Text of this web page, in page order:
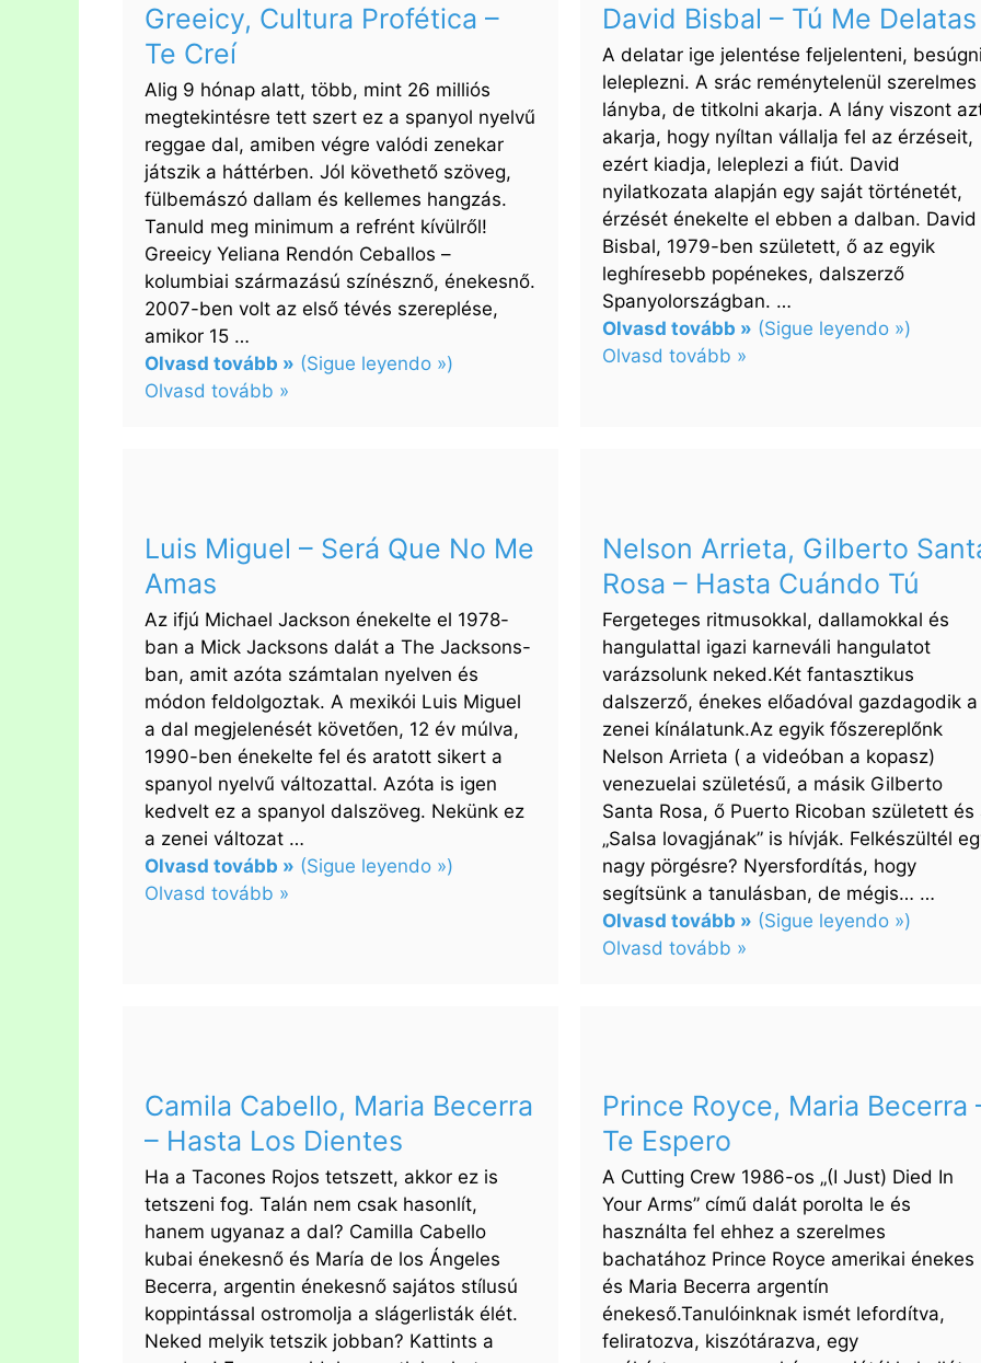
–
Robarte
un
beso
Trates
Greeicy, Cultura Profética –
Te Creí
Alig 9 hónap alatt, több, mint 26 milliós
megtekintésre tett szert ez a spanyol nyelvű
reggae dal, amiben végre valódi zenekar
játszik a háttérben. Jól követhető szöveg,
fülbemászó dallam és kellemes hangzás.
Tanuld meg minimum a refrént kívülről!
Greeicy Yeliana Rendón Ceballos –
kolumbiai származású színésznő, énekesnő.
2007-ben volt az első tévés szereplése,
amikor 15 …
Olvasd tovább » (Sigue leyendo »)
Olvasd tovább »
Te
Creí
David Bisbal – Tú Me Delatas
A delatar ige jelentése feljelenteni,
leleplezni. A srác reménytelenül szerelmes
lányba, de titkolni akarja. A lány viszont
akarja, hogy nyíltan vállalja fel az érzéseit,
ezért kiadja, leleplezi a fiút. David
nyilatkozata alapján egy saját történetét,
érzését énekelte el ebben a dalban. David
Bisbal, 1979-ben született, ő az egyik
leghíresebb popénekes, dalszerző
Spanyolországban. …
Olvasd tovább » (Sigue leyendo »)
Olvasd tovább »
Delatas
Luis Miguel – Será Que No Me
Amas
Az ifjú Michael Jackson énekelte el 1978-
ban a Mick Jacksons dalát a The Jacksons-
ban, amit azóta számtalan nyelven és
módon feldolgoztak. A mexikói Luis Miguel
a dal megjelenését követően, 12 év múlva,
1990-ben énekelte fel és aratott sikert a
spanyol nyelvű változattal. Azóta is igen
kedvelt ez a spanyol dalszöveg. Nekünk ez
a zenei változat …
Olvasd tovább » (Sigue leyendo »)
Olvasd tovább »
Me
Amas
Nelson Arrieta, Gilberto
Rosa – Hasta Cuándo Tú
Fergeteges ritmusokkal, dallamokkal és
hangulattal igazi karneváli hangulatot
varázsolunk neked.Két fantasztikus
dalszerző, énekes előadóval gazdagodik a
zenei kínálatunk.Az egyik főszereplőnk
Nelson Arrieta ( a videóban a kopasz)
venezuelai születésű, a másik Gilberto
Santa Rosa, ő Puerto Ricoban született és
„Salsa lovagjának” is hívják. Felkészültél
nagy pörgésre? Nyersfordítás, hogy
segítsünk a tanulásban, de mégis… …
Olvasd tovább » (Sigue leyendo »)
Olvasd tovább »
Rosa
–
Hasta
Cuándo
Tú
Camila Cabello, Maria Becerra
– Hasta Los Dientes
Ha a Tacones Rojos tetszett, akkor ez is
tetszeni fog. Talán nem csak hasonlít,
hanem ugyanaz a dal? Camilla Cabello
kubai énekesnő és María de los Ángeles
Becerra, argentin énekesnő sajátos stílusú
koppintással ostromolja a slágerlisták élét.
Neked melyik tetszik jobban? Kattints a
Prince Royce, Maria Becerra
Te Espero
A Cutting Crew 1986-os „(I Just) Died In
Your Arms” című dalát porolta le és
használta fel ehhez a szerelmes
bachatához Prince Royce amerikai énekes
és Maria Becerra argentín
énekeső.Tanulóinknak ismét lefordítva,
feliratozva, kiszótárazva, egy